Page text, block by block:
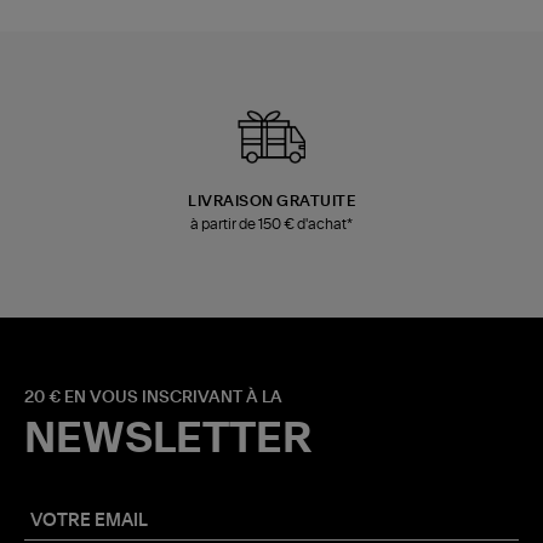
LIVRAISON GRATUITE
à partir de 150 € d'achat*
20 € EN VOUS INSCRIVANT À LA
NEWSLETTER